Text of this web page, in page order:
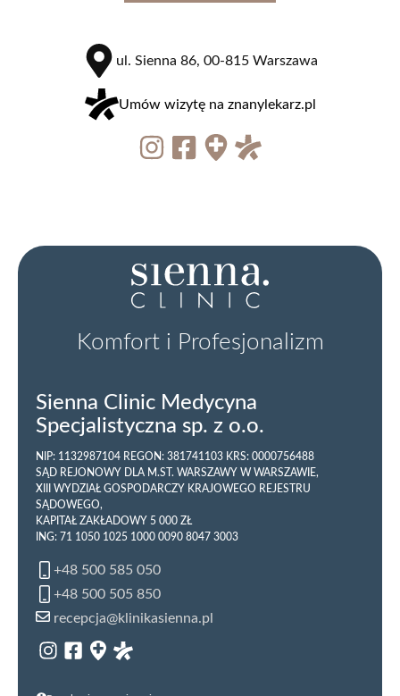
ul. Sienna 86, 00-815 Warszawa
Umów wizytę na znanylekarz.pl
Komfort i Profesjonalizm
Sienna Clinic Medycyna
Specjalistyczna sp. z o.o.
NIP: 1132987104 REGON: 381741103 KRS: 0000756488
SĄD REJONOWY DLA M.ST. WARSZAWY W WARSZAWIE,
XIII WYDZIAŁ GOSPODARCZY KRAJOWEGO REJESTRU
SĄDOWEGO,
KAPITAŁ ZAKŁADOWY 5 000 ZŁ
ING: 71 1050 1025 1000 0090 8047 3003
+48 500 585 050
+48 500 505 850
recepcja@klinikasienna.pl